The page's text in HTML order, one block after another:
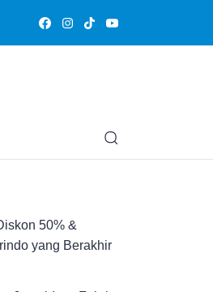
Edukasi
50% &
yang Berakhir